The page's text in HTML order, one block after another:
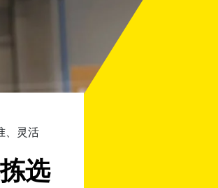
、灵活
选